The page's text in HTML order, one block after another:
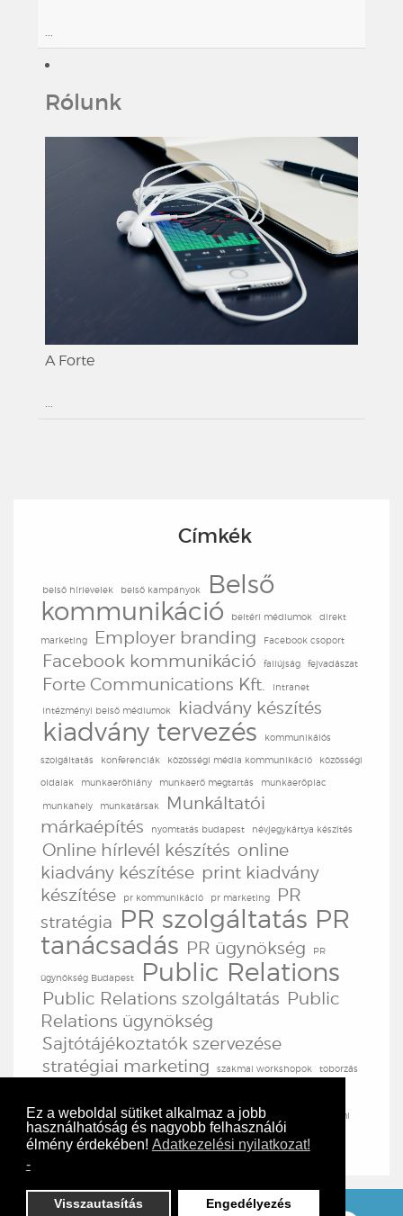
Ez a weboldal sütiket alkalmaz a jobb
használhatóság és nagyobb felhasználói
élmény érdekében! Adatkezelési nyilatkozat!
-
Visszautasítás Engedélyezés
Rólunk
A Forte
Címkék
belső hírlevelek belső kampányok
Belső
kommunikáció
beltéri médiumok direkt
marketing Employer branding Facebook csoport
Facebook kommunikáció faliújság fejvadászat
Forte Communications Kft. intranet
intézményi belső médiumok kiadvány készítés
kiadvány tervezés kommunikáiós
szolgáltatás konferenciák közösségi média kommunikáció közösségi
oldalak munkaerőhiány munkaerő megtartás munkaerőpiac
munkahely munkatársak
Munkáltatói
márkaépítés
nyomtatás budapest névjegykártya készítés
Online hírlevél készítés online
kiadvány készítése print kiadvány
készítése
pr kommunikáció pr marketing
PR
stratégia PR szolgáltatás PR
tanácsadás PR ügynökség PR
ügynökség Budapest Public Relations
Public Relations szolgáltatás Public
Relations ügynökség
Sajtótájékoztatók szervezése
stratégiai marketing
szakmai workshopok toborzás
produkciós szolgáltatás
vezetői fórumok üzemi
lap